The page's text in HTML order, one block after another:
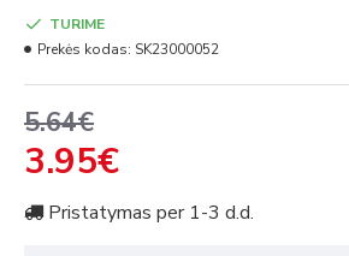
5.64€
3.95€
TURIME
Prekės kodas: SK23000052
Pristatymas per 1-3 d.d.